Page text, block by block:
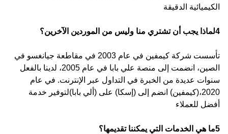
الكيميائية الدقيقة
4لماذا يجب أن تشتري منا وليس من الموردين الآخرين؟
تأسست شركة كيمفين في عام 2003 في مقاطعة جيانغسو في
الصين، انضمت إلى منصة علي بابا في عام 2005، لدينا بالفعل
سنوات عديدة من الخبرة في التداول عبر الإنترنت. في عام
2020،(كيمفين) انضم إلى (إسكا) على (ألي بابا)لتوفير خدمة
أفضل للعملاء
5ما هي الخدمات التي يمكننا تقديمها؟